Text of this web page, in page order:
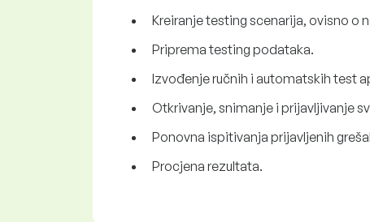
Kreiranje testing scenarija, ovisno o
Priprema testing podataka.
Izvođenje ručnih i automatskih test
Otkrivanje, snimanje i prijavljivanje
Ponovna ispitivanja prijavljenih
Procjena rezultata.